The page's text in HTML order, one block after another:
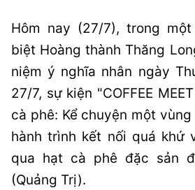
Hôm nay (27/7), trong
biệt Hoàng thành Thăng
niệm ý nghĩa nhân ngày
27/7, sự kiện "COFFEE
cà phê: Kể chuyện một
hành trình kết nối quá khứ
qua hạt cà phê đặc sản
(Quảng Trị).